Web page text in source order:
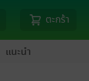
ตะกร้า
แนะนำ